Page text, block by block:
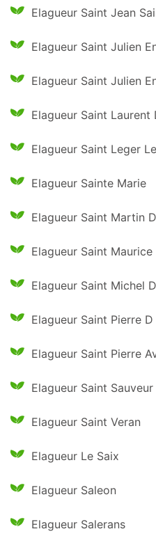
Elagueur Saint Jean
Elagueur Saint Julien
Elagueur Saint Julien
Elagueur Saint Laurent
Elagueur Saint Leger
Elagueur Sainte Marie
Elagueur Saint Martin
Elagueur Saint
Elagueur Saint Michel
Elagueur Saint Pierre
Elagueur Saint Pierre
Elagueur Saint Sauveur
Elagueur Saint Veran
Elagueur Le Saix
Elagueur Saleon
Elagueur Salerans